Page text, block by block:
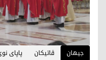
جیهان ڤاتیکان پاپای